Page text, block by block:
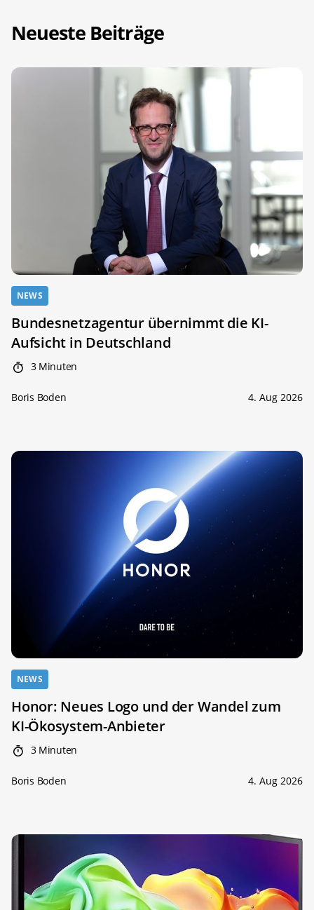
Neueste Beiträge
NEWS
Bundesnetzagentur übernimmt die KI-
Aufsicht in Deutschland
3 Minuten
Boris Boden 4. Aug 2026
NEWS
Honor: Neues Logo und der Wandel zum
KI-Ökosystem-Anbieter
3 Minuten
Boris Boden 4. Aug 2026